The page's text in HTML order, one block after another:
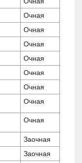
Очная
Очная
Очная
Очная
Очная
Очная
Очная
Очная
Заочная
Заочная